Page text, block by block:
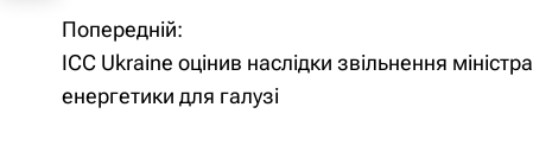
Н
а
Попередній:
ICC Ukraine оцінив наслідки звільнення міністра
енергетики для галузі